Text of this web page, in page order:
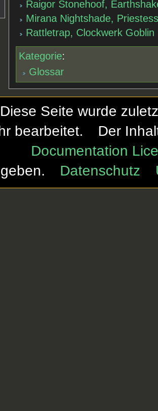
Raigor Stonehoof,
Mirana Nightshade,
Rattletrap, Clockwerk Goblin
Kategorie:
Glossar
Diese Seite wurde
bearbeitet.
Der
Documentation
Datenschutz